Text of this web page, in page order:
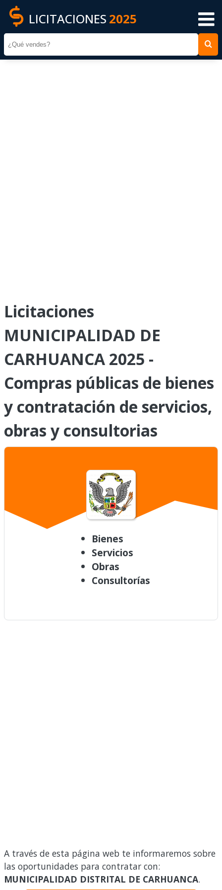
LICITACIONES 2025
Licitaciones
MUNICIPALIDAD DE
CARHUANCA 2025 -
Compras públicas de bienes
y contratación de servicios,
obras y consultorias
Bienes
Servicios
Obras
Consultorías
A través de esta página web te informaremos sobre
las oportunidades para contratar con:
MUNICIPALIDAD DISTRITAL DE CARHUANCA.